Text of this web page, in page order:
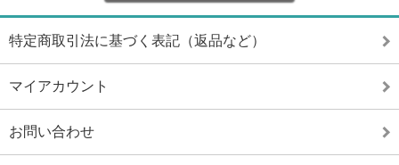
特定商取引法に基づく表記（返品など）
マイアカウント
お問い合わせ